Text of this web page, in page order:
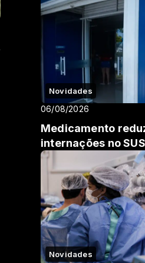
Novidades
06/08/2026
Medicamento
internações no
Novidades